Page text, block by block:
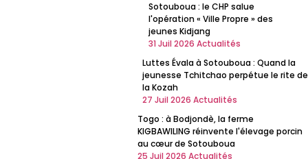
Sotouboua : le CHP salue
l'opération « Ville Propre » des
jeunes Kidjang
31 Juil 2026 Actualités
Luttes Évala à Sotouboua : Quand la
jeunesse Tchitchao perpétue le rite de
la Kozah
27 Juil 2026 Actualités
Togo : à Bodjondè, la ferme
KIGBAWILING réinvente l'élevage porcin
au cœur de Sotouboua
25 Juil 2026 Actualités